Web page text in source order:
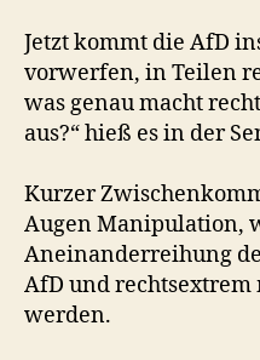
Jetzt kommt die AfD
vorwerfen, in Teilen
was genau macht
aus?“ hieß es in der
Kurzer
Augen Manipulation,
Aneinanderreihung
AfD und
werden.